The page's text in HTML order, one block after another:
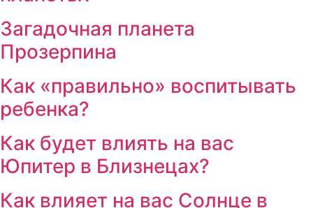
Загадочная планета
Прозерпина
Как «правильно» воспитывать
ребенка?
Как будет влиять на вас
Юпитер в Близнецах?
Как влияет на вас Солнце в